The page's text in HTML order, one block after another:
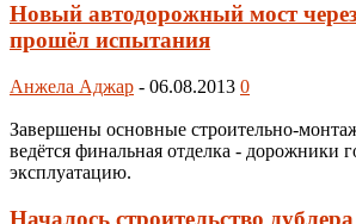
Новый автодорожный мост
прошёл испытания
Анжела Аджар - 06.08.2013 0
Завершены основные строительно-
ведётся финальная отделка - дорожники
эксплуатацию.
Началось строительство